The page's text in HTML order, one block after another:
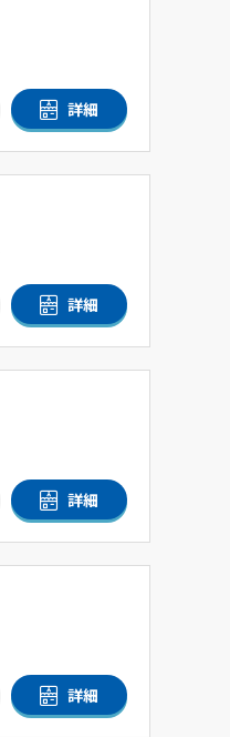
詳細
詳細
詳細
詳細